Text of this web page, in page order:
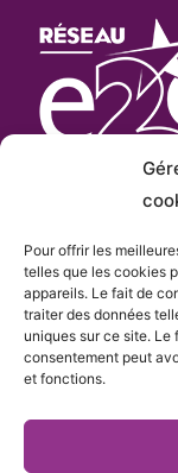
Pour offrir les
telles que les cookies
appareils. Le fait de
traiter des données
uniques sur ce site. Le
consentement peut
et fonctions.
L’E2C Varest
des Écoles de la
cent sites.